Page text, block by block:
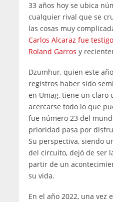
33 años hoy se ubica
cualquier rival que se
las cosas muy
Carlos Alcaraz fue
Roland Garros y
Dzumhur, quien este
registros haber sido
en Umag, tiene un claro
acercarse todo lo que
fue número 23 del
prioridad pasa por
Su perspectiva, siendo
del circuito, dejó de ser
partir de un
su vida.
En el año 2022, una vez